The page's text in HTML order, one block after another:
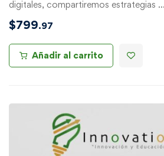
digitales, compartiremos estrategias …
$799.97
Añadir al carrito